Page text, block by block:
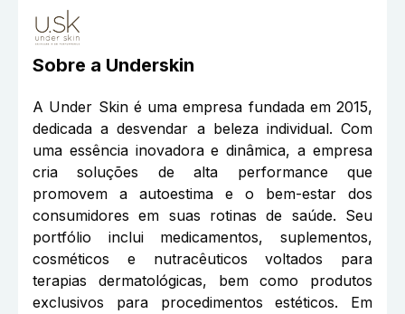
Sobre a Underskin
A Under Skin é uma empresa fundada em 2015,
dedicada a desvendar a beleza individual. Com
uma essência inovadora e dinâmica, a empresa
cria soluções de alta performance que
promovem a autoestima e o bem-estar dos
consumidores em suas rotinas de saúde. Seu
portfólio inclui medicamentos, suplementos,
cosméticos e nutracêuticos voltados para
terapias dermatológicas, bem como produtos
exclusivos para procedimentos estéticos. Em